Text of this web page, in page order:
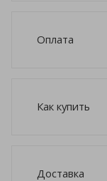
Оплата
Как купить
Доставка